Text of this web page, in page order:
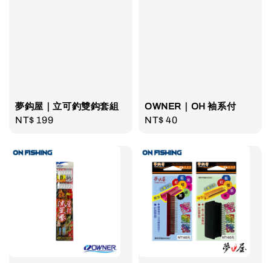
夢鈎屋｜立可釣雙鈎套組
Regular
NT$ 199
OWNER｜OH 袖系付
Regular
NT$ 40